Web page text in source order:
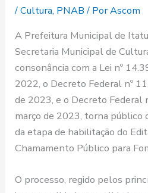
/Cultura, PNAB/ PorAscom
A Prefeitura Municipal de
Secretaria Municipal de
consonância com a Lei nº
2022, o Decreto Federal nº
de 2023, e o Decreto Federal
março de 2023, torna
da etapa de habilitação do
Chamamento Público para
O processo, regido pelos